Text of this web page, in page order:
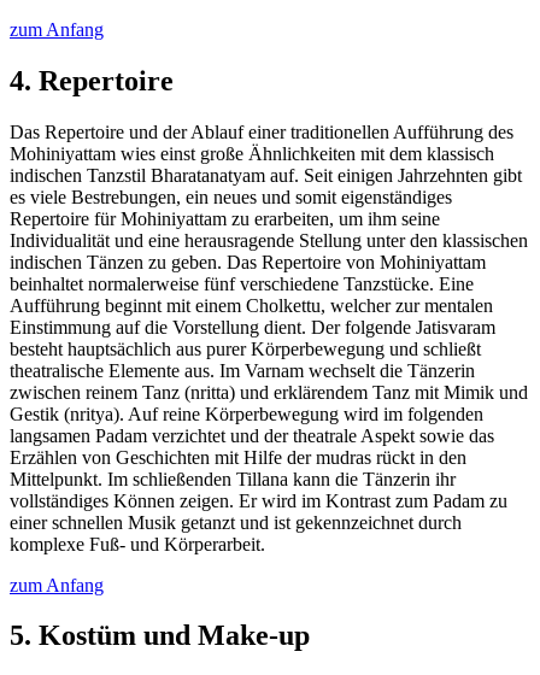
zum Anfang
4. Repertoire
Das Repertoire und der Ablauf einer traditionellen Aufführung des
Mohiniyattam wies einst große Ähnlichkeiten mit dem klassisch
indischen Tanzstil Bharatanatyam auf. Seit einigen Jahrzehnten gibt
es viele Bestrebungen, ein neues und somit eigenständiges
Repertoire für Mohiniyattam zu erarbeiten, um ihm seine
Individualität und eine herausragende Stellung unter den klassischen
indischen Tänzen zu geben. Das Repertoire von Mohiniyattam
beinhaltet normalerweise fünf verschiedene Tanzstücke. Eine
Aufführung beginnt mit einem Cholkettu, welcher zur mentalen
Einstimmung auf die Vorstellung dient. Der folgende Jatisvaram
besteht hauptsächlich aus purer Körperbewegung und schließt
theatralische Elemente aus. Im Varnam wechselt die Tänzerin
zwischen reinem Tanz (nritta) und erklärendem Tanz mit Mimik und
Gestik (nritya). Auf reine Körperbewegung wird im folgenden
langsamen Padam verzichtet und der theatrale Aspekt sowie das
Erzählen von Geschichten mit Hilfe der mudras rückt in den
Mittelpunkt. Im schließenden Tillana kann die Tänzerin ihr
vollständiges Können zeigen. Er wird im Kontrast zum Padam zu
einer schnellen Musik getanzt und ist gekennzeichnet durch
komplexe Fuß- und Körperarbeit.
zum Anfang
5. Kostüm und Make-up